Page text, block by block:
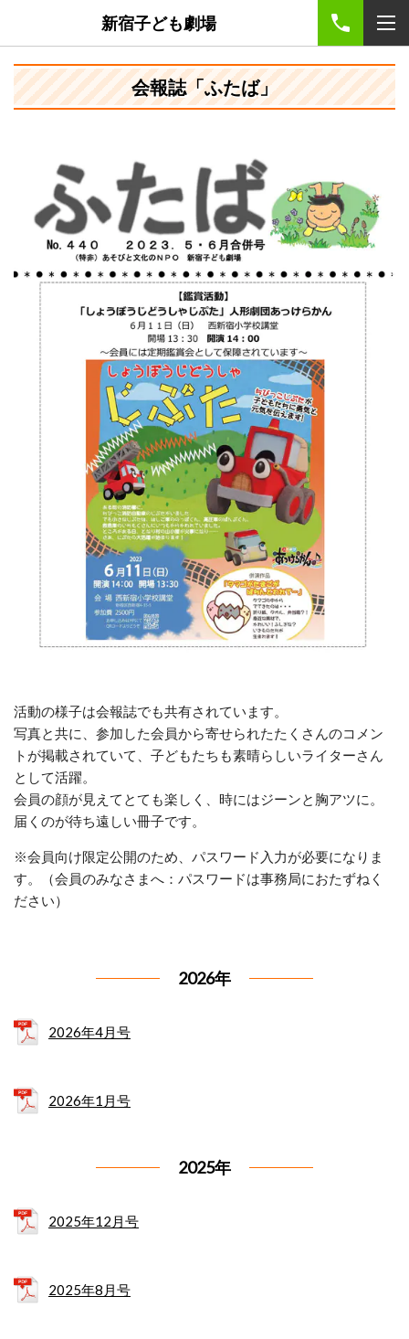
新宿子ども劇場
会報誌「ふたば」
活動の様子は会報誌でも共有されています。
写真と共に、参加した会員から寄せられたたくさんのコメン
トが掲載されていて、子どもたちも素晴らしいライターさん
として活躍。
会員の顔が見えてとても楽しく、時にはジーンと胸アツに。
届くのが待ち遠しい冊子です。
※会員向け限定公開のため、パスワード入力が必要になりま
す。（会員のみなさまへ：パスワードは事務局におたずねく
ださい）
2026年
2026年4月号
2026年1月号
2025年
2025年12月号
2025年8月号